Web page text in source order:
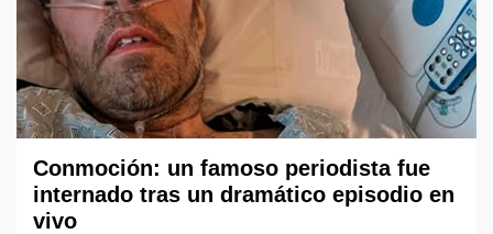
Conmoción: un famoso periodista fue
internado tras un dramático episodio en
vivo